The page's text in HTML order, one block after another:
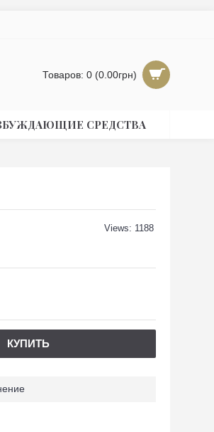
Товаров: 0 (0.00грн)
СРЕДСТВА
Views: 1188
КУПИТЬ